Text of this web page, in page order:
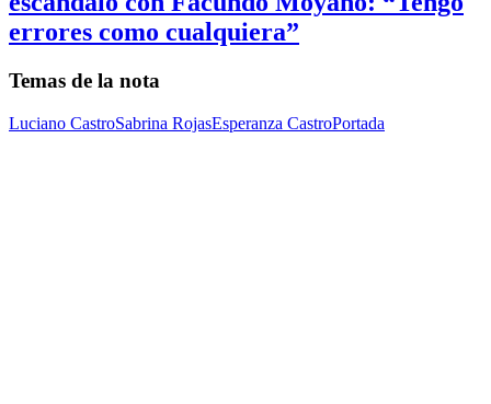
errores como cualquiera”
Temas de la nota
Luciano CastroSabrina RojasEsperanza CastroPortada